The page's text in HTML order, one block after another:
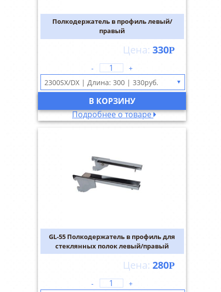
Полкодержатель в профиль левый/
правый
330Р
- +
В КОРЗИНУ
▼
Подробнее о товаре
GL-55 Полкодержатель в профиль для
стеклянных полок левый/правый
280Р
- +